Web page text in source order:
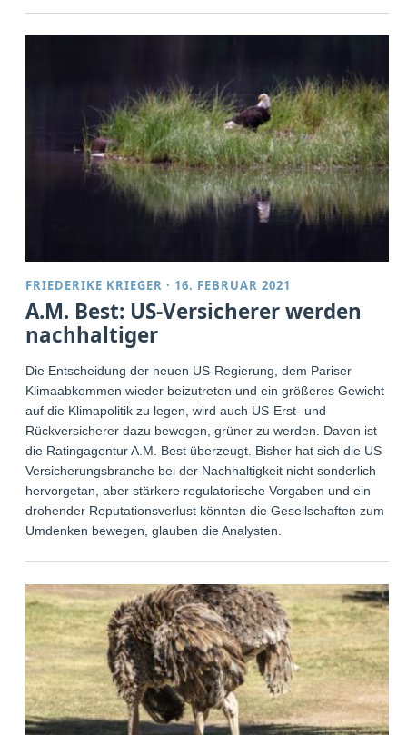
FRIEDERIKE KRIEGER · 16. FEBRUAR 2021
A.M. Best: US-Versicherer werden
nachhaltiger
Die Entscheidung der neuen US-Regierung, dem Pariser
Klimaabkommen wieder beizutreten und ein größeres Gewicht
auf die Klimapolitik zu legen, wird auch US-Erst- und
Rückversicherer dazu bewegen, grüner zu werden. Davon ist
die Ratingagentur A.M. Best überzeugt. Bisher hat sich die US-
Versicherungsbranche bei der Nachhaltigkeit nicht sonderlich
hervorgetan, aber stärkere regulatorische Vorgaben und ein
drohender Reputationsverlust könnten die Gesellschaften zum
Umdenken bewegen, glauben die Analysten.